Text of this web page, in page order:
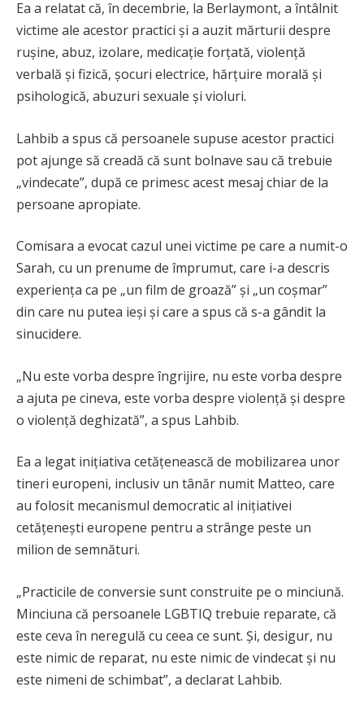
Ea a relatat că, în decembrie, la Berlaymont, a întâlnit
victime ale acestor practici și a auzit mărturii despre
rușine, abuz, izolare, medicație forțată, violență
verbală și fizică, șocuri electrice, hărțuire morală și
psihologică, abuzuri sexuale și violuri.
Lahbib a spus că persoanele supuse acestor practici
pot ajunge să creadă că sunt bolnave sau că trebuie
„vindecate”, după ce primesc acest mesaj chiar de la
persoane apropiate.
Comisara a evocat cazul unei victime pe care a numit-o
Sarah, cu un prenume de împrumut, care i-a descris
experiența ca pe „un film de groază” și „un coșmar”
din care nu putea ieși și care a spus că s-a gândit la
sinucidere.
„Nu este vorba despre îngrijire, nu este vorba despre
a ajuta pe cineva, este vorba despre violență și despre
o violență deghizată”, a spus Lahbib.
Ea a legat inițiativa cetățenească de mobilizarea unor
tineri europeni, inclusiv un tânăr numit Matteo, care
au folosit mecanismul democratic al inițiativei
cetățenești europene pentru a strânge peste un
milion de semnături.
„Practicile de conversie sunt construite pe o minciună.
Minciuna că persoanele LGBTIQ trebuie reparate, că
este ceva în neregulă cu ceea ce sunt. Și, desigur, nu
este nimic de reparat, nu este nimic de vindecat și nu
este nimeni de schimbat”, a declarat Lahbib.